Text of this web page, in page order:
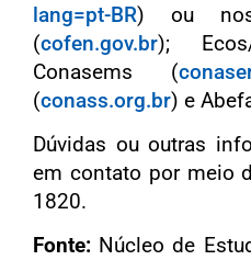
lang=pt-BR) ou
(cofen.gov.br);
Conasems (
(conass.org.br) e
Dúvidas ou outras
em contato por meio
1820.
Fonte: Núcleo de